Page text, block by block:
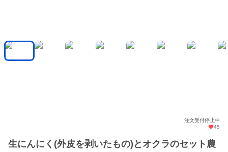
注文受付停止中
45
生にんにく(外皮を剥いたもの)とオクラのセット農